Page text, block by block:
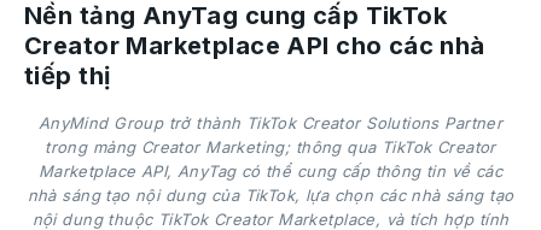
Nền tảng AnyTag cung cấp TikTok
Creator Marketplace API cho các nhà
tiếp thị
AnyMind Group trở thành TikTok Creator Solutions Partner
trong mảng Creator Marketing; thông qua TikTok Creator
Marketplace API, AnyTag có thể cung cấp thông tin về các
nhà sáng tạo nội dung của TikTok, lựa chọn các nhà sáng tạo
nội dung thuộc TikTok Creator Marketplace, và tích hợp tính